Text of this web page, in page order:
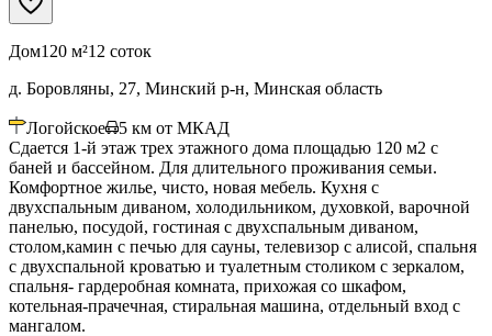
Дом120 м²12 соток
д. Боровляны, 27, Минский р-н, Минская область
Логойское 5 км от МКАД
Сдается 1-й этаж трех этажного дома площадью 120 м2 с
баней и бассейном. Для длительного проживания семьи.
Комфортное жилье, чисто, новая мебель. Кухня с
двухспальным диваном, холодильником, духовкой, варочной
панелью, посудой, гостиная с двухспальным диваном,
столом,камин с печью для сауны, телевизор с алисой, спальня
с двухспальной кроватью и туалетным столиком с зеркалом,
спальня- гардеробная комната, прихожая со шкафом,
котельная-прачечная, стиральная машина, отдельный вход с
мангалом.